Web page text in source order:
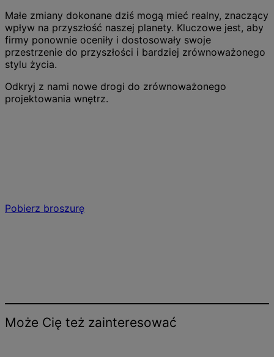
Małe zmiany dokonane dziś mogą mieć realny, znaczący
wpływ na przyszłość naszej planety. Kluczowe jest, aby
firmy ponownie oceniły i dostosowały swoje
przestrzenie do przyszłości i bardziej zrównoważonego
stylu życia.
Odkryj z nami nowe drogi do zrównoważonego
projektowania wnętrz.
Pobierz broszurę
Może Cię też zainteresować